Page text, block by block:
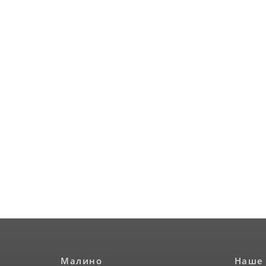
Малино Наше